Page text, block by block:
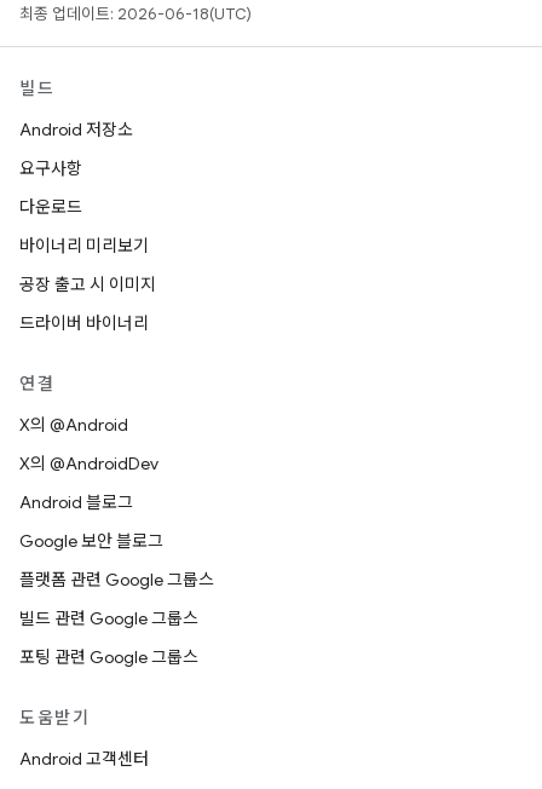
최종 업데이트: 2026-06-18(UTC)
빌드
Android 저장소
요구사항
다운로드
바이너리 미리보기
공장 출고 시 이미지
드라이버 바이너리
연결
X의 @Android
X의 @AndroidDev
Android 블로그
Google 보안 블로그
플랫폼 관련 Google 그룹스
빌드 관련 Google 그룹스
포팅 관련 Google 그룹스
도움받기
Android 고객센터